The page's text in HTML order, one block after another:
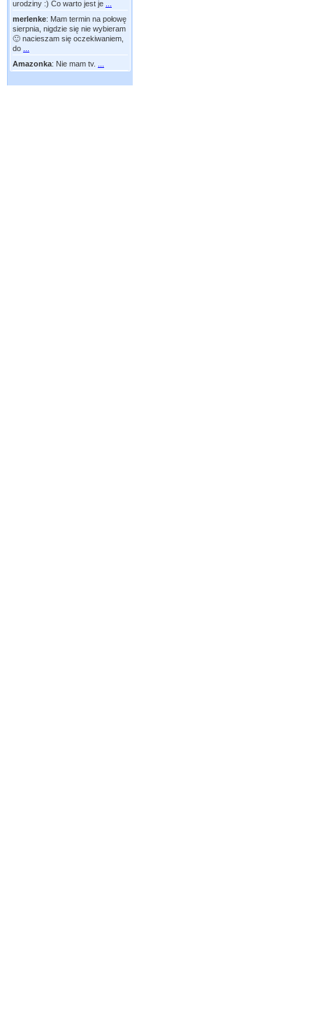
urodziny :) Co warto jest je
merlenke: Mam termin na połowę
sierpnia, nigdzie się nie wybieram
🙂 nacieszam się oczekiwaniem,
do
Amazonka: Nie mam tv.